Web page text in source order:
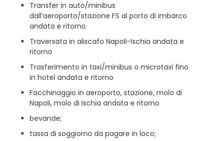
Transfer in auto/minibus
dall’aeroporto/stazione FS al porto di imbarco
andata e ritorno
Traversata in aliscafo Napoli-Ischia andata e
ritorno
Trasferimento in taxi/minibus o microtaxi fino
in hotel andata e ritorno
Facchinaggio in aeroporto, stazione, molo di
Napoli, molo di Ischia andata e ritorno
bevande;
tassa di soggiorno da pagare in loco;